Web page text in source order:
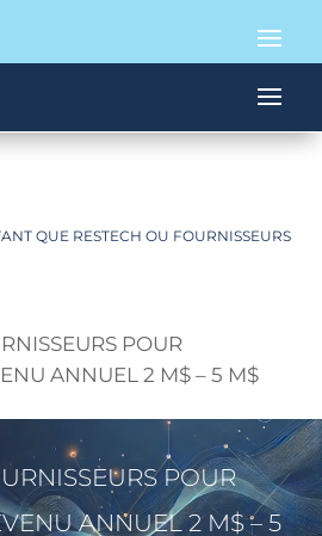
QUE RESTECH OU FOURNISSEURS
POUR
ANNUEL 2 M$ – 5 M$
POUR
ANNUEL 2 M$ – 5